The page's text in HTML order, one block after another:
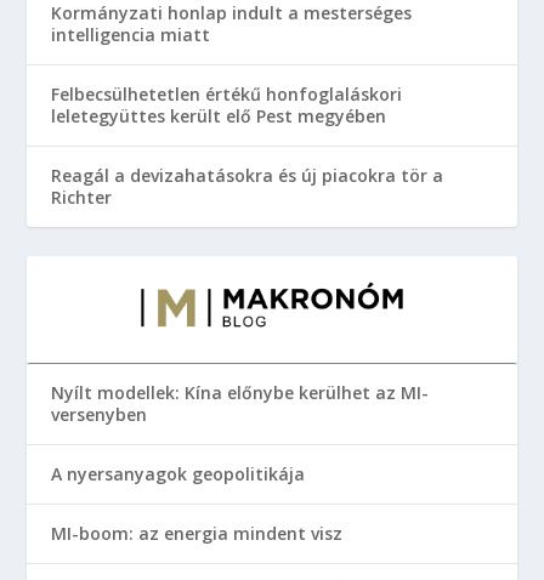
Kormányzati honlap indult a mesterséges
intelligencia miatt
Felbecsülhetetlen értékű honfoglaláskori
leletegyüttes került elő Pest megyében
Reagál a devizahatásokra és új piacokra tör a
Richter
Nyílt modellek: Kína előnybe kerülhet az MI-
versenyben
A nyersanyagok geopolitikája
MI-boom: az energia mindent visz